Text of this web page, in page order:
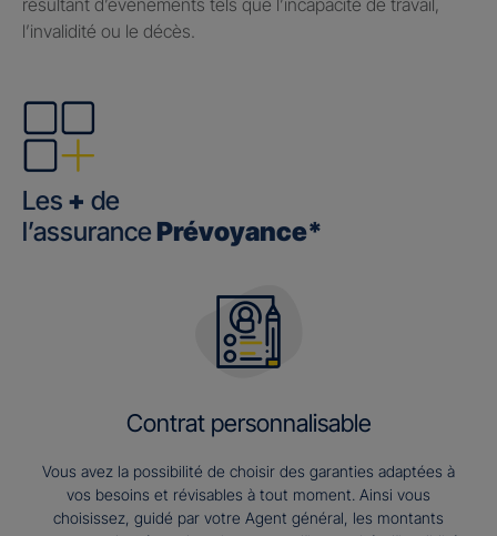
résultant d’événements tels que l’incapacité de travail,
l’invalidité ou le décès.
Les + de
l’assurance Prévoyance*
Contrat personnalisable
Vous avez la possibilité de choisir des garanties adaptées à
vos besoins et révisables à tout moment. Ainsi vous
choisissez, guidé par votre Agent général, les montants